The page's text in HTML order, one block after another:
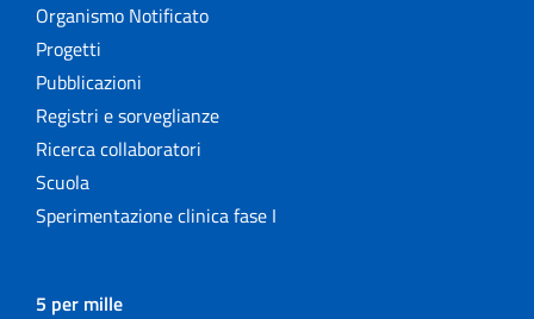
Organismo Notificato
Progetti
Pubblicazioni
Registri e sorveglianze
Ricerca collaboratori
Scuola
Sperimentazione clinica fase I
5 per mille